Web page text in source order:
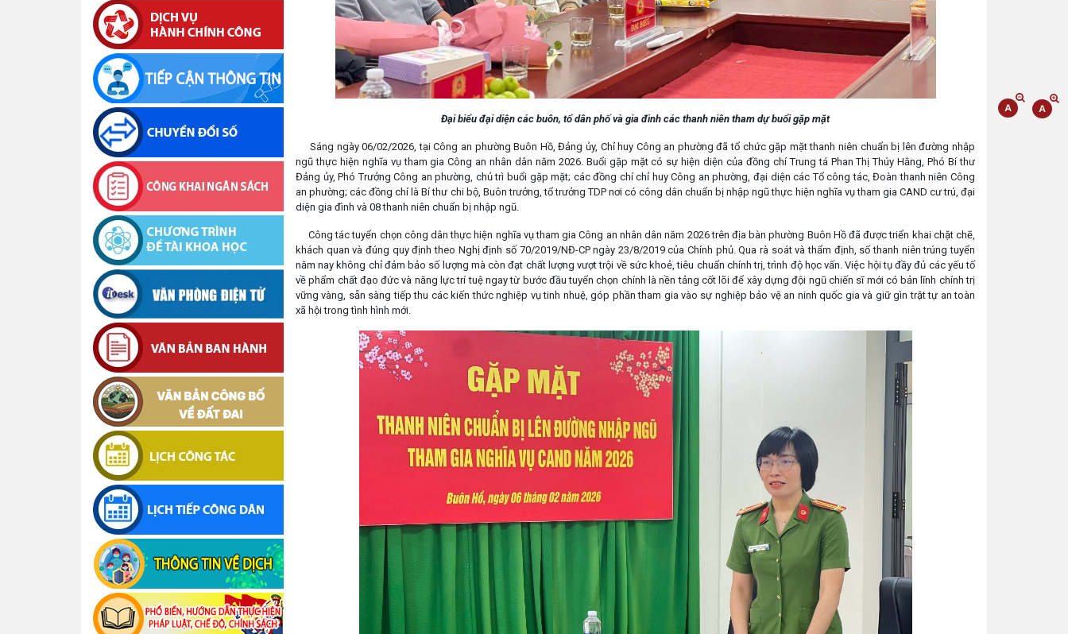
Đại biểu đại diện các buôn, tổ dân phố và gia đình các thanh niên tham dự buổi gặp mặt
Sáng ngày 06/02/2026, tại Công an phường Buôn Hồ, Đảng ủy, Chỉ huy Công an phường đã tổ chức gặp mặt thanh niên chuẩn bị lên đường nhập
ngũ thực hiện nghĩa vụ tham gia Công an nhân dân năm 2026. Buổi gặp mặt có sự hiện diện của đồng chí Trung tá Phan Thị Thúy Hằng, Phó Bí thư
Đảng ủy, Phó Trưởng Công an phường, chủ trì buổi gặp mặt; các đồng chí chỉ huy Công an phường, đại diện các Tổ công tác, Đoàn thanh niên Công
an phường; các đồng chí là Bí thư chi bộ, Buôn trưởng, tổ trưởng TDP nơi có công dân chuẩn bị nhập ngũ thực hiện nghĩa vụ tham gia CAND cư trú, đại
diện gia đình và 08 thanh niên chuẩn bị nhập ngũ.
Công tác tuyển chọn công dân thực hiện nghĩa vụ tham gia Công an nhân dân năm 2026 trên địa bàn phường Buôn Hồ đã được triển khai chặt chẽ,
khách quan và đúng quy định theo Nghị định số 70/2019/NĐ-CP ngày 23/8/2019 của Chính phủ. Qua rà soát và thẩm định, số thanh niên trúng tuyển
năm nay không chỉ đảm bảo số lượng mà còn đạt chất lượng vượt trội về sức khoẻ, tiêu chuẩn chính trị, trình độ học vấn. Việc hội tụ đầy đủ các yếu tố
về phẩm chất đạo đức và năng lực trí tuệ ngay từ bước đầu tuyển chọn chính là nền tảng cốt lõi để xây dựng đội ngũ chiến sĩ mới có bản lĩnh chính trị
vững vàng, sẵn sàng tiếp thu các kiến thức nghiệp vụ tinh nhuệ, góp phần tham gia vào sự nghiệp bảo vệ an ninh quốc gia và giữ gìn trật tự an toàn
xã hội trong tình hình mới.